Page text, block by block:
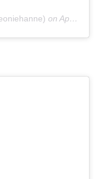
on Apr 15, 2020 at 1:29pm PDT